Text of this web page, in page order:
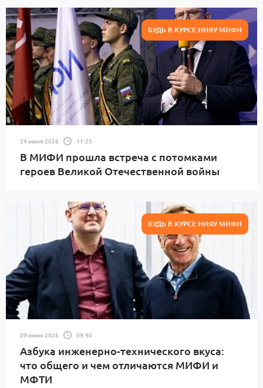
БУДЬ В КУРСЕ НИЯУ МИФИ
24 июня 2026 11:25
В МИФИ прошла встреча с потомками
героев Великой Отечественной войны
БУДЬ В КУРСЕ НИЯУ МИФИ
09 июня 2026 09:40
Азбука инженерно-технического вкуса:
что общего и чем отличаются МИФИ и
МФТИ